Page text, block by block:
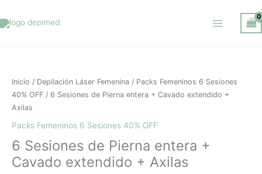
al
Inicio / Depilación Láser Femenina / Packs Femeninos 6 Sesiones
40% OFF / 6 Sesiones de Pierna entera + Cavado extendido +
Axilas
Packs Femeninos 6 Sesiones 40% OFF
6 Sesiones de Pierna entera +
Cavado extendido + Axilas
original
era:
actual
es:
de
Pierna
entera
Cavado
extendido
+
Axilas